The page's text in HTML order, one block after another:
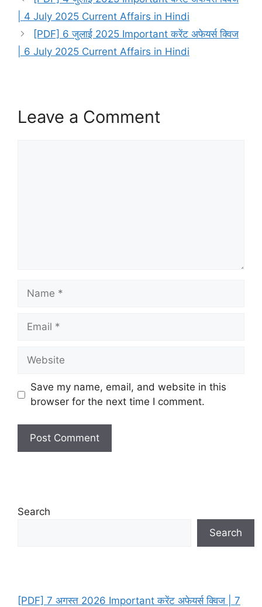
| 4 July 2025 Current Affairs in Hindi
[PDF] 6 जुलाई 2025 Important करेंट अफेयर्स क्विज
| 6 July 2025 Current Affairs in Hindi
Leave a Comment
Name
Email
Website
Save my name, email, and website in this
browser for the next time I comment.
Search
Search
[PDF] 7 अगस्त 2026 Important करेंट अफेयर्स क्विज | 7